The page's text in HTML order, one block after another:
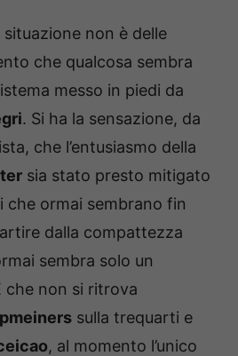
non è delle
che qualcosa sembra
messo in piedi da
. Si ha la sensazione, da
che l’entusiasmo della
sia stato presto mitigato
che ormai sembrano fin
dalla compattezza
sembra solo un
che non si ritrova
sulla trequarti e
, al momento l’unico